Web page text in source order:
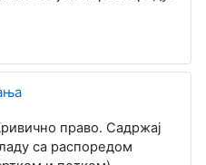
право. Садржај
са распоредом